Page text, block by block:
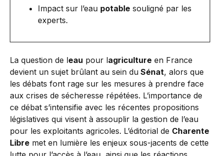
Impact sur l’eau potable souligné par les
experts.
La question de leau pour lagriculture en France
devient un sujet brûlant au sein du Sénat, alors que
les débats font rage sur les mesures à prendre face
aux crises de sécheresse répétées. L’importance de
ce débat s’intensifie avec les récentes propositions
législatives qui visent à assouplir la gestion de l’eau
pour les exploitants agricoles. L’éditorial de Charente
Libre met en lumière les enjeux sous-jacents de cette